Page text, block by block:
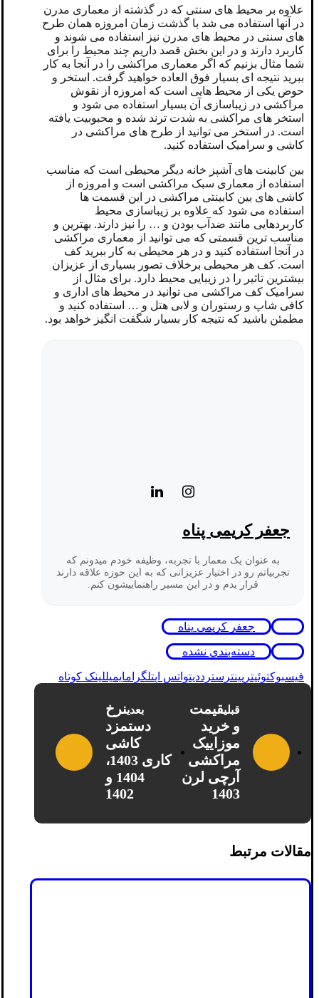
علاوه بر محیط های سنتی که در گذشته از معماری مدرن
در آنها استفاده می شد با گذشت زمان امروزه همان طرح
های سنتی در محیط های مدرن نیز استفاده می شوند و
کاربرد دارند و در این بخش قصد داریم چند محیط را برای
شما مثال بزنیم که اگر معماری مراکشی را در آنجا به کار
ببرید نتیجه ای بسیار فوق العاده خواهید گرفت. استخر و
حوض یکی از محیط هایی است که امروزه از نقوش
مراکشی در زیباسازی آن بسیار استفاده می شود و
استخر های مراکشی به شدت ترند شده و محبوبیت یافته
است. در استخر می توانید از طرح های مراکشی در
کاشی و سرامیک استفاده کنید.
بین کابینت های آشپز خانه دیگر محیطی است که مناسب
استفاده از معماری سبک مراکشی است و امروزه از
کاشی های بین کابینتی مراکشی در این قسمت ها
استفاده می شود که علاوه بر زیباسازی محیط
کاربردهایی مانند ضدآب بودن و … را نیز دارند. بهترین و
مناسب ترین قسمتی که می توانید از معماری مراکشی
در آنجا استفاده کنید و در هر محیطی به کار ببرید کف
است. کف هر محیطی برخلاف تصور بسیاری از عزیزان
بیشترین تاثیر را در زیبایی محیط دارد. برای مثال از
سرامیک کف مراکشی می توانید در محیط های اداری و
کافی شاپ و رستوران و لابی هتل و … استفاده کنید و
مطمئن باشید که نتیجه کار بسیار شگفت انگیز خواهد بود.
جعفر کریمی پناه
به عنوان یک معمار با تجربه، وظیفه خودم میدونم که
تجربیاتم رو در اختیار عزیزانی که به این حوزه علاقه دارند
قرار بدم و در این مسیر راهنماییشون کنم.
جعفر کریمی پناه
دسته‌بندی نشده
فیسبوکتوئیتر پینترسترددیتواتس اپتلگرامایمیللینک کوتاه
قبلیقیمت
و خرید
موزاییک
مراکشی
آرچی لرن
1403
بعدینرخ
دستمزد
کاشی
کاری 1403،
1404 و
1402
مقالات مرتبط